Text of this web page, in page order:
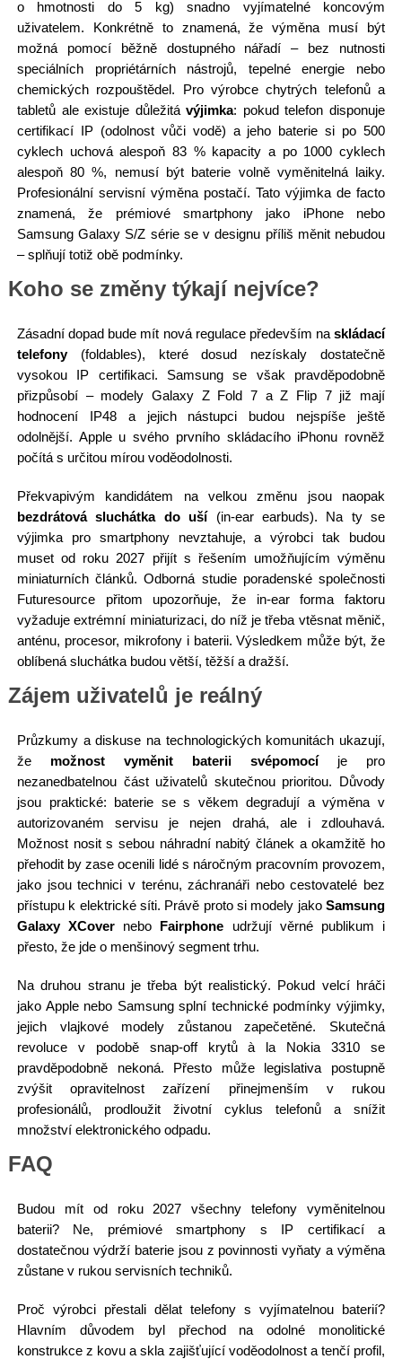
o hmotnosti do 5 kg) snadno vyjímatelné koncovým
uživatelem. Konkrétně to znamená, že výměna musí být
možná pomocí běžně dostupného nářadí – bez nutnosti
speciálních propriétárních nástrojů, tepelné energie nebo
chemických rozpouštědel. Pro výrobce chytrých telefonů a
tabletů ale existuje důležitávýjimka: pokud telefon disponuje
certifikací IP (odolnost vůči vodě) a jeho baterie si po 500
cyklech uchová alespoň 83 % kapacity a po 1000 cyklech
alespoň 80 %, nemusí být baterie volně vyměnitelná laiky.
Profesionální servisní výměna postačí. Tato výjimka de facto
znamená, že prémiové smartphony jako iPhone nebo
Samsung Galaxy S/Z série se v designu příliš měnit nebudou
– splňují totiž obě podmínky.
Koho se změny týkají nejvíce?
Zásadní dopad bude mít nová regulace především naskládací
telefony(foldables), které dosud nezískaly dostatečně
vysokou IP certifikaci. Samsung se však pravděpodobně
přizpůsobí – modely Galaxy Z Fold 7 a Z Flip 7 již mají
hodnocení IP48 a jejich nástupci budou nejspíše ještě
odolnější. Apple u svého prvního skládacího iPhonu rovněž
počítá s určitou mírou voděodolnosti.
Překvapivým kandidátem na velkou změnu jsou naopak
bezdrátová sluchátka do uší(in-ear earbuds). Na ty se
výjimka pro smartphony nevztahuje, a výrobci tak budou
muset od roku 2027 přijít s řešením umožňujícím výměnu
miniaturních článků. Odborná studie poradenské společnosti
Futuresource přitom upozorňuje, že in-ear forma faktoru
vyžaduje extrémní miniaturizaci, do níž je třeba vtěsnat měnič,
anténu, procesor, mikrofony i baterii. Výsledkem může být, že
oblíbená sluchátka budou větší, těžší a dražší.
Zájem uživatelů je reálný
Průzkumy a diskuse na technologických komunitách ukazují,
že možnost vyměnit baterii svépomocíje pro
nezanedbatelnou část uživatelů skutečnou prioritou. Důvody
jsou praktické: baterie se s věkem degradují a výměna v
autorizovaném servisu je nejen drahá, ale i zdlouhavá.
Možnost nosit s sebou náhradní nabitý článek a okamžitě ho
přehodit by zase ocenili lidé s náročným pracovním provozem,
jako jsou technici v terénu, záchranáři nebo cestovatelé bez
přístupu k elektrické síti. Právě proto si modely jakoSamsung
Galaxy XCover nebo Fairphone udržují věrné publikum i
přesto, že jde o menšinový segment trhu.
Na druhou stranu je třeba být realistický. Pokud velcí hráči
jako Apple nebo Samsung splní technické podmínky výjimky,
jejich vlajkové modely zůstanou zapečetěné. Skutečná
revoluce v podobě snap-off krytů à la Nokia 3310 se
pravděpodobně nekoná. Přesto může legislativa postupně
zvýšit opravitelnost zařízení přinejmenším v rukou
profesionálů, prodloužit životní cyklus telefonů a snížit
množství elektronického odpadu.
FAQ
Budou mít od roku 2027 všechny telefony vyměnitelnou
baterii? Ne, prémiové smartphony s IP certifikací a
dostatečnou výdrží baterie jsou z povinnosti vyňaty a výměna
zůstane v rukou servisních techniků.
Proč výrobci přestali dělat telefony s vyjímatelnou baterií?
Hlavním důvodem byl přechod na odolné monolitické
konstrukce z kovu a skla zajišťující voděodolnost a tenčí profil,